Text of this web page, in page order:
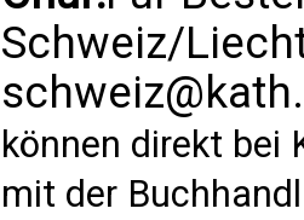
Schweiz/
können direkt bei
mit der